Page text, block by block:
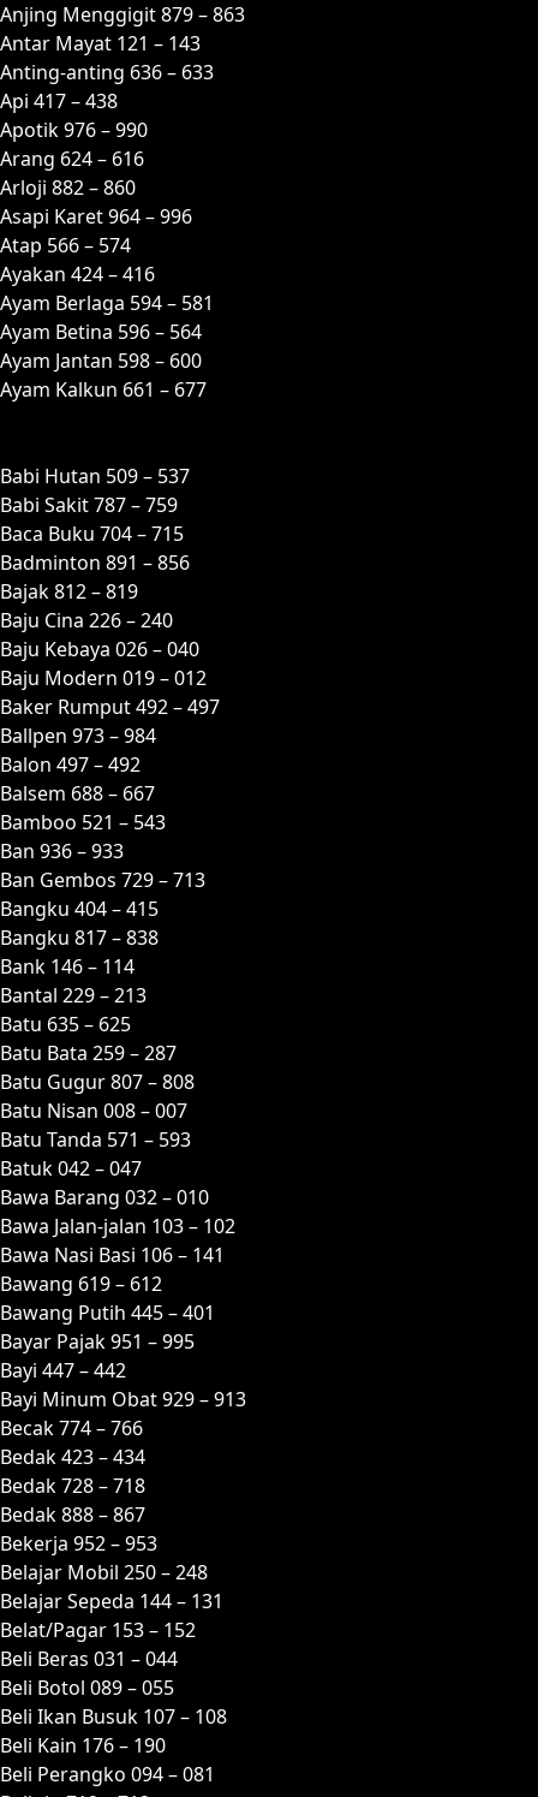
Anjing Menggigit 879 – 863
Antar Mayat 121 – 143
Anting-anting 636 – 633
Api 417 – 438
Apotik 976 – 990
Arang 624 – 616
Arloji 882 – 860
Asapi Karet 964 – 996
Atap 566 – 574
Ayakan 424 – 416
Ayam Berlaga 594 – 581
Ayam Betina 596 – 564
Ayam Jantan 598 – 600
Ayam Kalkun 661 – 677
Babi Hutan 509 – 537
Babi Sakit 787 – 759
Baca Buku 704 – 715
Badminton 891 – 856
Bajak 812 – 819
Baju Cina 226 – 240
Baju Kebaya 026 – 040
Baju Modern 019 – 012
Baker Rumput 492 – 497
Ballpen 973 – 984
Balon 497 – 492
Balsem 688 – 667
Bamboo 521 – 543
Ban 936 – 933
Ban Gembos 729 – 713
Bangku 404 – 415
Bangku 817 – 838
Bank 146 – 114
Bantal 229 – 213
Batu 635 – 625
Batu Bata 259 – 287
Batu Gugur 807 – 808
Batu Nisan 008 – 007
Batu Tanda 571 – 593
Batuk 042 – 047
Bawa Barang 032 – 010
Bawa Jalan-jalan 103 – 102
Bawa Nasi Basi 106 – 141
Bawang 619 – 612
Bawang Putih 445 – 401
Bayar Pajak 951 – 995
Bayi 447 – 442
Bayi Minum Obat 929 – 913
Becak 774 – 766
Bedak 423 – 434
Bedak 728 – 718
Bedak 888 – 867
Bekerja 952 – 953
Belajar Mobil 250 – 248
Belajar Sepeda 144 – 131
Belat/Pagar 153 – 152
Beli Beras 031 – 044
Beli Botol 089 – 055
Beli Ikan Busuk 107 – 108
Beli Kain 176 – 190
Beli Perangko 094 – 081